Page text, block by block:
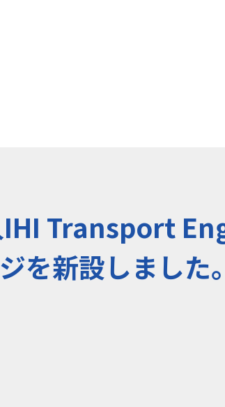
IHI Transport
を新設しました。